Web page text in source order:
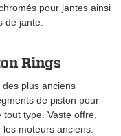
pour jantes ainsi
de jante.
Rings
plus anciens
de piston pour
tout type. Vaste offre,
moteurs anciens.